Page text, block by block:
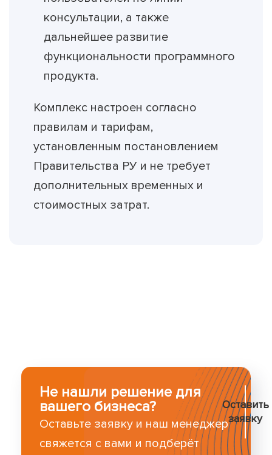
консультации, а также
дальнейшее развитие
функциональности программного
продукта.
Комплекс настроен согласно
правилам и тарифам,
установленным постановлением
Правительства РУ и не требует
дополнительных временных и
стоимостных затрат.
Не нашли решение для
вашего бизнеса?
Оставьте заявку и наш менеджер
свяжется с вами и подберёт
Оставить
заявку